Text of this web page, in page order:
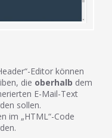
Editor können
die oberhalb dem
E-Mail-Text
sollen.
im „HTML“-Code